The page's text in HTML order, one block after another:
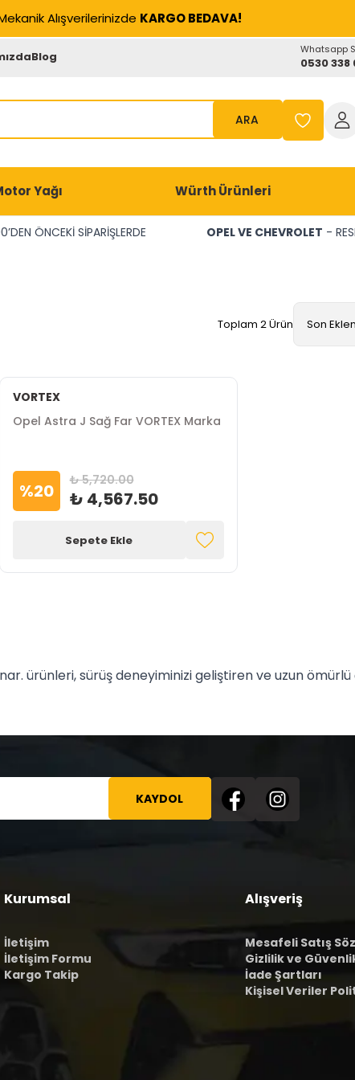
Alışverilerinizde KARGO BEDAVA!
Blog Whatsapp
0530 338
ARA
Yağı Würth Ürünleri
ÖNCEKİ SİPARİŞLERDE OPEL VE CHEVROLET -
Toplam 2 Ürün Son
VORTEX
Opel Astra J Sağ Far VORTEX Marka
%20 ₺ 5,720.00
₺ 4,567.50
Sepete Ekle
ürünleri, sürüş deneyiminizi geliştiren ve uzun
KAYDOL
Kurumsal
İletişim
İletişim Formu
Kargo Takip
Alışveriş
Mesafeli Satış
Gizlilik ve
İade Şartları
Kişisel Veriler